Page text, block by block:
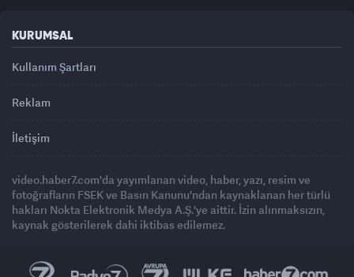
KURUMSAL
Kullanım Şartları
Reklam
İletişim
video.haber7.com'da yayımlanan video, haber, yazı, resim ve
fotoğrafların FSEK ve Basın Kanunu'ndan kaynaklanan her türlü
hakları Nokta Elektronik Medya A.Ş.'ye aittir. İzin alınmaksızın,
kaynak gösterilerek dahi iktibas edilemez.